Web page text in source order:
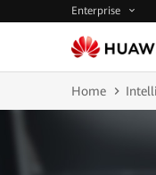
Enterprise
Home